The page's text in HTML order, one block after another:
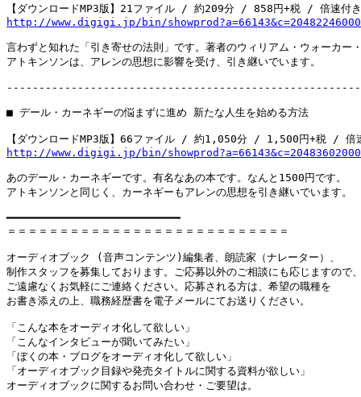
http://www.digigi.jp/bin/
言わずと知れた「引き寄せの法則」です。著者のウィリアム・ウォーカー
アトキンソンは、アレンの思想に影響を受け、引き継いでいます。
■ デール・カーネギーの悩まずに進め 新たな人生を始める方法
http://www.digigi.jp/bin/
あのデール・カーネギーです。有名なあの本です。なんと1500円です。
アトキンソンと同じく、カーネギーもアレンの思想を引き継いでいます。
━━━━━━━━━━━━━━━━━━━━━━━━━━━
＝＝＝＝＝＝＝＝＝＝＝＝＝＝＝＝＝＝＝＝＝＝＝＝＝＝＝
オーディオブック (音声コンテンツ)編集者、朗読家（ナレーター）、
制作スタッフを募集しております。ご応募以外のご相談にも応じますので
ご遠慮なくお気軽にご連絡ください。応募される方は、希望の職種を
お書き添えの上、職務経歴書を電子メールにてお送りください。
「こんな本をオーディオ化して欲しい」
「こんなインタビューが聞いてみたい」
「ぼくの本・ブログをオーディオ化して欲しい」
「オーディオブック目録や発売タイトルに関する資料が欲しい」
オーディオブックに関するお問い合わせ・ご要望は。